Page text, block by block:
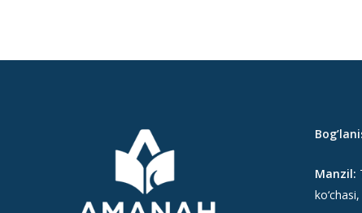
Manzil: